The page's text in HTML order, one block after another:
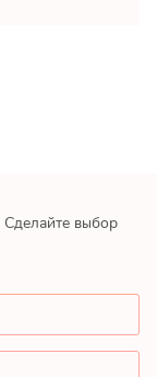
Сделайте выбор